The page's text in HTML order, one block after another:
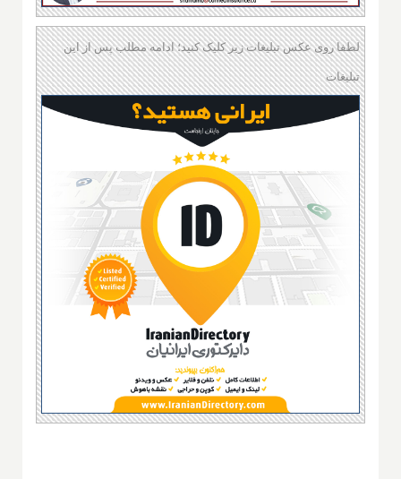
لطفا روی عکس تبلیغات زیر کلیک کنید؛ ادامه مطلب پس از این
تبلیغات